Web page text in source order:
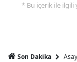
* Bu içerik ile ilgili
Son Dakika